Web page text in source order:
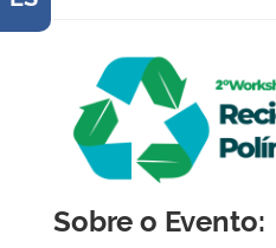
Sobre o Evento: